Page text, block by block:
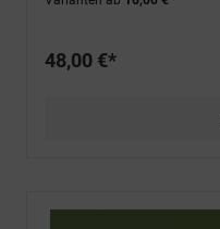
48,00 €*